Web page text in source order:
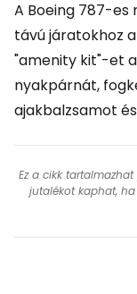
A Boeing 787-es
távú járatokhoz
"amenity kit"-et
nyakpárnát,
ajakbalzsamot
Ez a cikk
jutalékot kaphat,